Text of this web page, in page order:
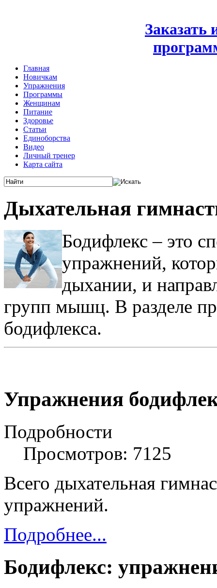
Заказать
Главная
Новичкам
Упражнения
Программы
Женщинам
Питание
Здоровье
Статьи
Единоборства
Видео
Личный тренер
Карта сайта
Дыхательная
Бодифлекс – это
упражнений,
дыхании, и
групп мышц. В разделе
бодифлекса.
Упражнения
Подробности
Просмотров: 7125
Всего дыхательная
упражнений.
Подробнее...
Бодифлекс: